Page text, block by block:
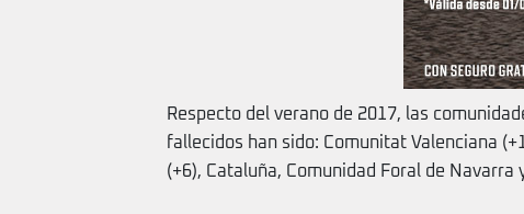
Respecto del verano de 2017, las
fallecidos han sido: Comunitat Valenciana
(+6), Cataluña, Comunidad Foral de Navarra